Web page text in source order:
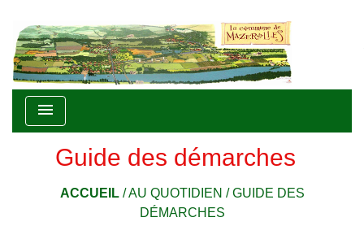
menu
Guide des démarches
ACCUEIL/AU QUOTIDIEN /GUIDE DES
DÉMARCHES